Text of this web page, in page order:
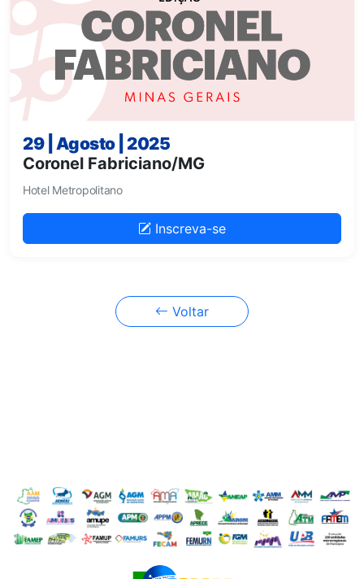
29 | Agosto | 2025
Coronel Fabriciano/MG
Hotel Metropolitano
Inscreva-se
Voltar